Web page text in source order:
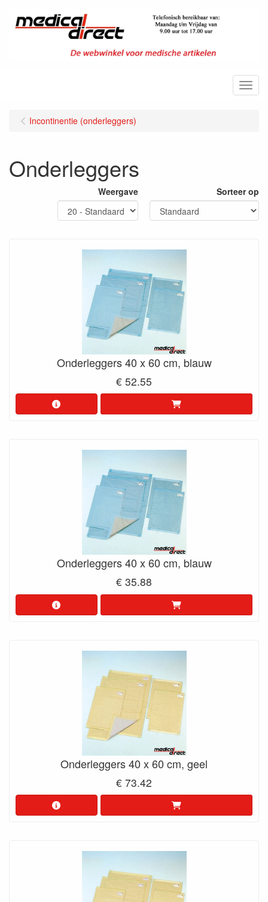
Menu
Incontinentie (onderleggers)
Onderleggers
Weergave Sorteer op
Onderleggers 40 x 60 cm, blauw
€ 52.55
Onderleggers 40 x 60 cm, blauw
€ 35.88
Onderleggers 40 x 60 cm, geel
€ 73.42